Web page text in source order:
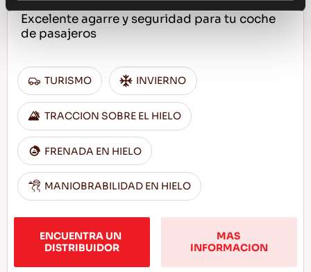
Excelente agarre y seguridad para tu coche
de pasajeros
TURISMO INVIERNO
TRACCION SOBRE EL HIELO
FRENADA EN HIELO
MANIOBRABILIDAD EN HIELO
ENCUENTRA UN
DISTRIBUIDOR
MAS
INFORMACION